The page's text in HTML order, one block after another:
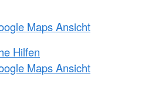
Maps Ansicht
Hilfen
Maps Ansicht